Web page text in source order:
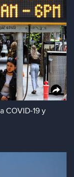
COVID-19 у